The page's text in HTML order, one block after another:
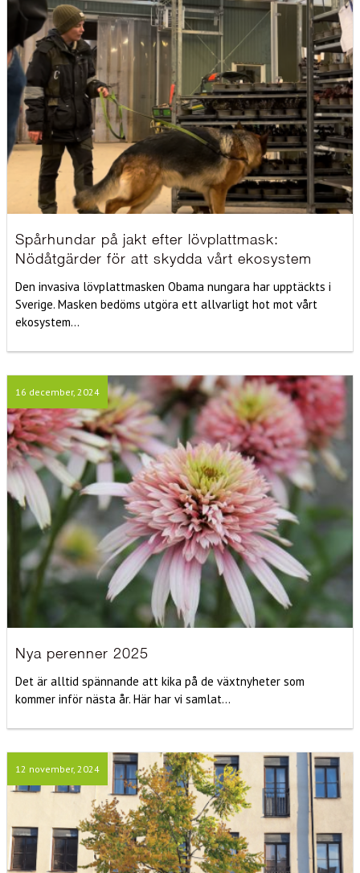
Spårhundar på jakt efter lövplattmask:
Nödåtgärder för att skydda vårt ekosystem
Den invasiva lövplattmasken Obama nungara har upptäckts i
Sverige. Masken bedöms utgöra ett allvarligt hot mot vårt
ekosystem...
16 december, 2024
Nya perenner 2025
Det är alltid spännande att kika på de växtnyheter som
kommer inför nästa år. Här har vi samlat...
12 november, 2024